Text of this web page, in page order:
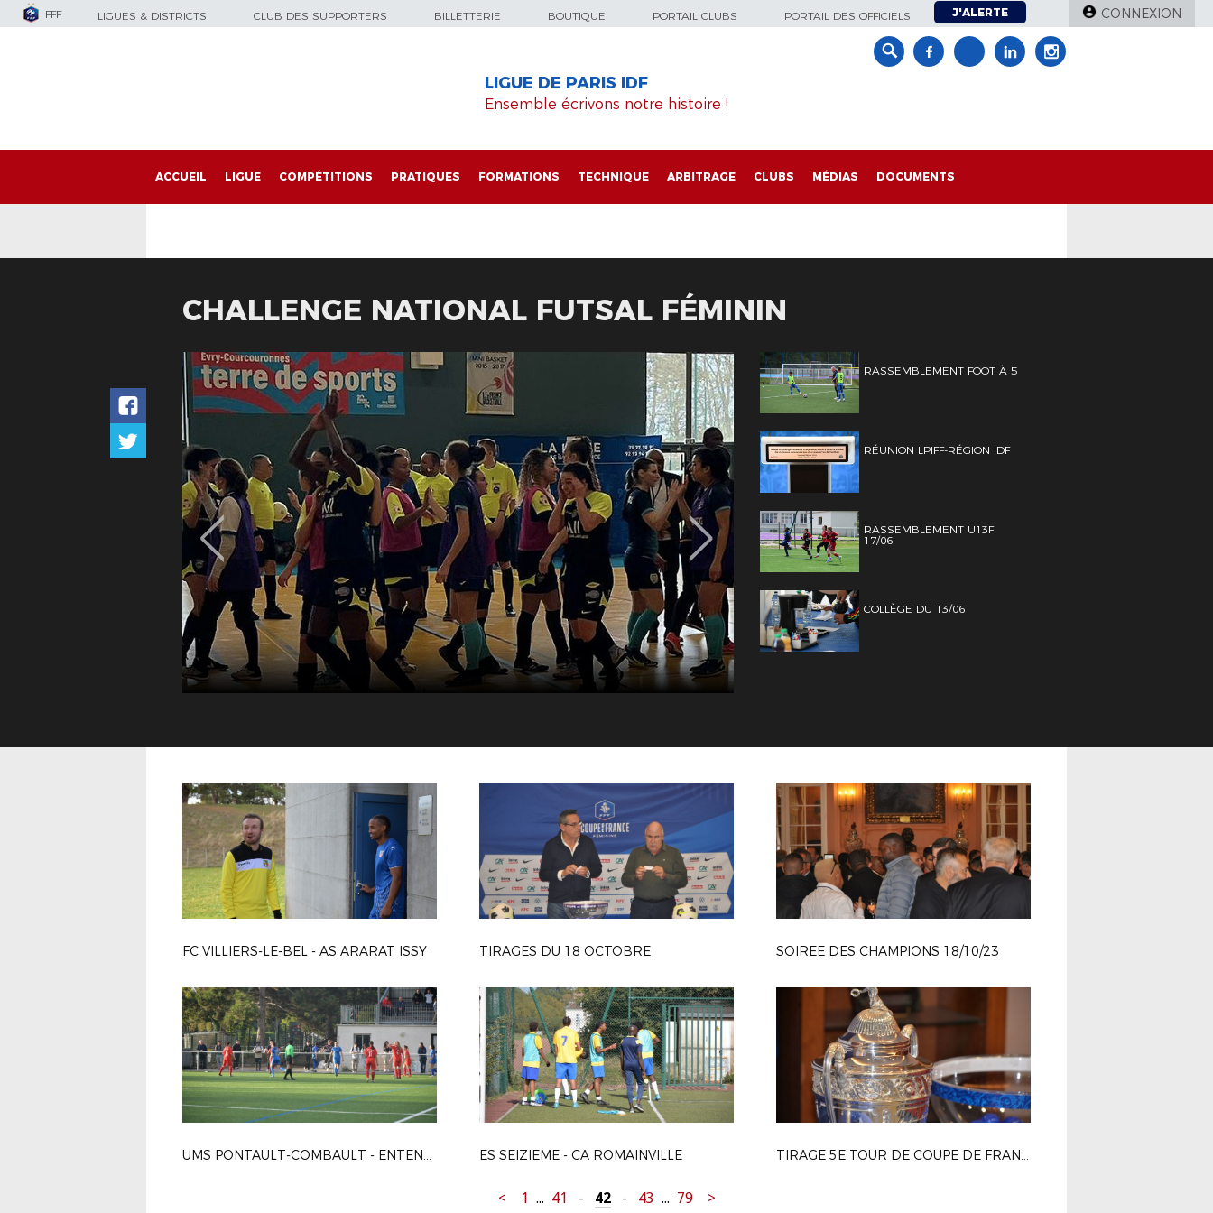
FFF LIGUES & DISTRICTS CLUB DES SUPPORTERS BILLETTERIE BOUTIQUE PORTAIL CLUBS PORTAIL DES OFFICIELS J'ALERTE CONNEXION
LIGUE DE PARIS IDF
Ensemble écrivons notre histoire !
ACCUEIL LIGUE COMPÉTITIONS PRATIQUES FORMATIONS TECHNIQUE ARBITRAGE CLUBS MÉDIAS DOCUMENTS
CHALLENGE NATIONAL FUTSAL FÉMININ
RASSEMBLEMENT FOOT À 5
RÉUNION LPIFF-RÉGION IDF
RASSEMBLEMENT U13F
17/06
COLLÈGE DU 13/06
FC VILLIERS-LE-BEL - AS ARARAT ISSY TIRAGES DU 18 OCTOBRE SOIREE DES CHAMPIONS 18/10/23
UMS PONTAULT-COMBAULT - ENTENTE FOOTBALL PAYS DE FONTAINEBLEAU ES SEIZIEME - CA ROMAINVILLE TIRAGE 5E TOUR DE COUPE DE FRANCE
< 1 ... 41 - 42 - 43 ... 79 >